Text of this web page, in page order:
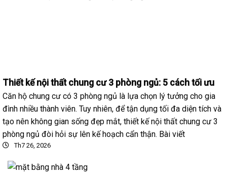
Thiết kế nội thất chung cư 3 phòng ngủ: 5 cách tối ưu
Căn hộ chung cư có 3 phòng ngủ là lựa chọn lý tưởng cho gia
đình nhiều thành viên. Tuy nhiên, để tận dụng tối đa diện tích và
tạo nên không gian sống đẹp mắt, thiết kế nội thất chung cư 3
phòng ngủ đòi hỏi sự lên kế hoạch cẩn thận. Bài viết
Th7 26, 2026